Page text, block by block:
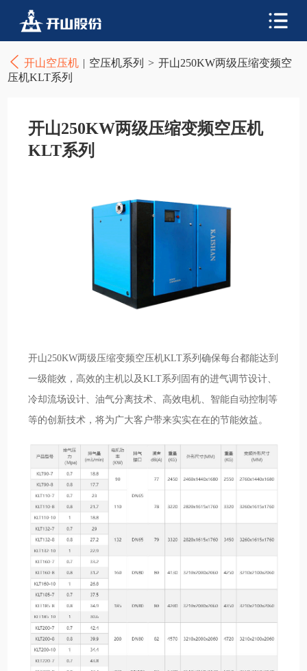
开山空压机 | 空压机系列 > 开山250KW两级压缩变频空
压机KLT系列
开山250KW两级压缩变频空压机
KLT系列
开山250KW两级压缩变频空压机KLT系列确保每台都能达到
一级能效，高效的主机以及KLT系列固有的进气调节设计、
冷却流场设计、油气分离技术、高效电机、智能自动控制等
等的创新技术，将为广大客户带来实实在在的节能效益。